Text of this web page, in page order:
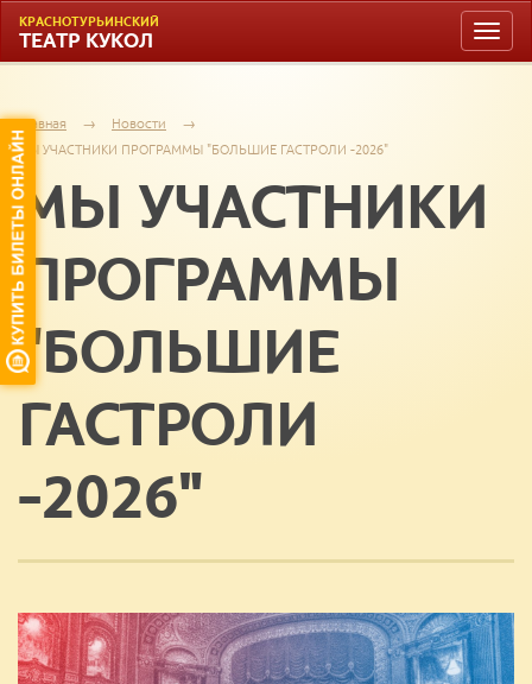
КРАСНОТУРЬИНСКИЙ
ТЕАТР КУКОЛ
Toggle
Главная → Новости
→
МЫ УЧАСТНИКИ ПРОГРАММЫ "БОЛЬШИЕ ГАСТРОЛИ -2026"
МЫ УЧАСТНИКИ
ПРОГРАММЫ
"БОЛЬШИЕ
ГАСТРОЛИ
-2026"